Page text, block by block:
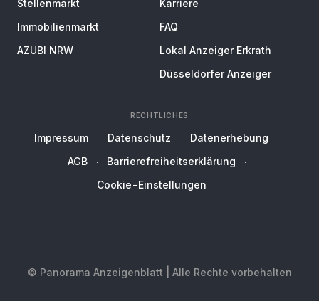
Stellenmarkt
Immobilienmarkt
AZUBI NRW
Karriere
FAQ
Lokal Anzeiger Erkrath
Düsseldorfer Anzeiger
RECHTLICHES
Impressum Datenschutz
Datenerhebung
AGB
Barrierefreiheitserklärung
Cookie-Einstellungen
© Panorama Anzeigenblatt | Alle Rechte vorbehalten